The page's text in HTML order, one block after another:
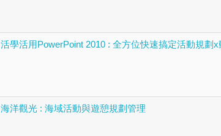
活學活用PowerPoint 2010 : 全方位快速搞定活動規劃
海洋觀光 : 海域活動與遊憩規劃管理